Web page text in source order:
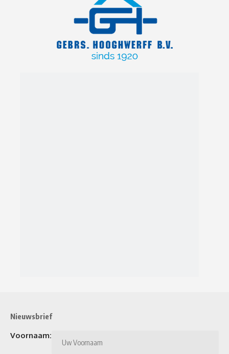
Nieuwsbrief
Voornaam: